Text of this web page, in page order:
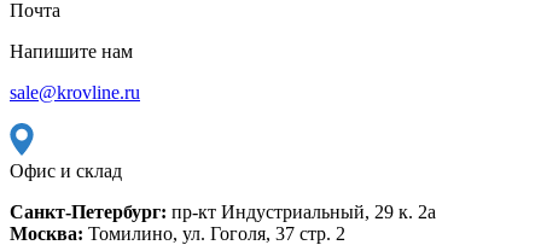
Почта
Напишите нам
sale@krovline.ru
Офис и склад
Санкт-Петербург: пр-кт Индустриальный, 29 к. 2а
Москва: Томилино, ул. Гоголя, 37 стр. 2